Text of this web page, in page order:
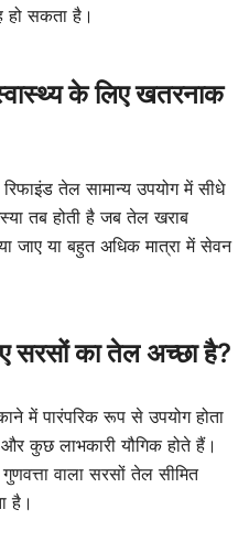
सकता है।
के लिए खतरनाक
तेल सामान्य उपयोग में सीधे
तब होती है जब तेल खराब
जाए या बहुत अधिक मात्रा में सेवन
सरसों का तेल अच्छा है?
में पारंपरिक रूप से उपयोग होता
कुछ लाभकारी यौगिक होते हैं।
वाला सरसों तेल सीमित
है।